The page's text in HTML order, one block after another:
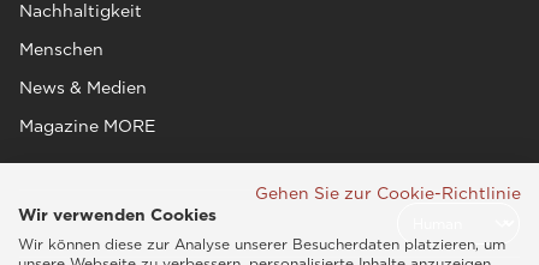
Nachhaltigkeit
Menschen
News & Medien
Magazine MORE
Gehen Sie zur Cookie-Richtlinie
Wir verwenden Cookies
Wir können diese zur Analyse unserer Besucherdaten platzieren, um